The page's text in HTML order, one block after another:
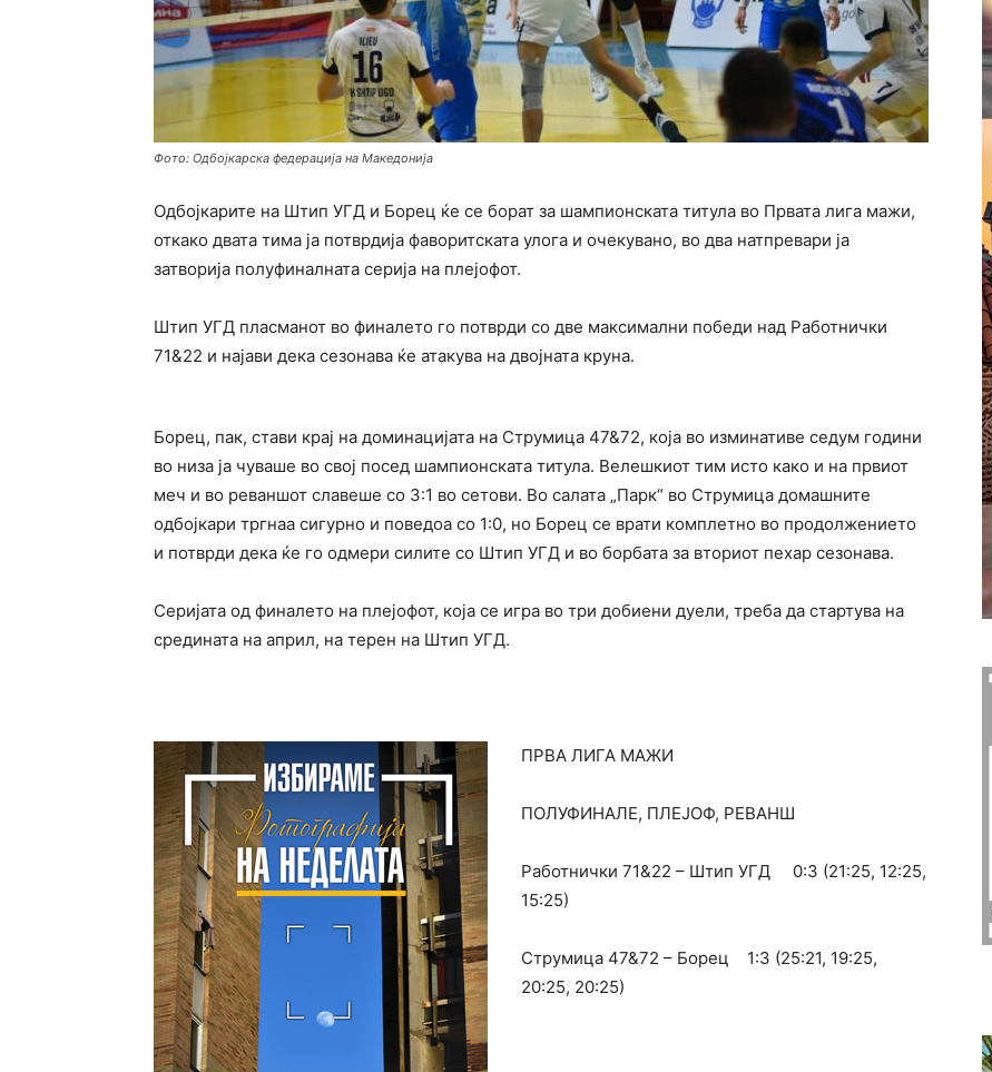
Фото: Одбојкарска федерација на Македонија
Одбојкарите на Штип УГД и Борец ќе се борат за шампионската титула во Првата лига мажи,
откако двата тима ја потврдија фаворитската улога и очекувано, во два натпревари ја
затворија полуфиналната серија на плејофот.
Штип УГД пласманот во финалето го потврди со две максимални победи над Работнички
71&22 и најави дека сезонава ќе атакува на двојната круна.
Борец, пак, стави крај на доминацијата на Струмица 47&72, која во изминативе седум години
во низа ја чуваше во свој посед шампионската титула. Велешкиот тим исто како и на првиот
меч и во реваншот славеше со 3:1 во сетови. Во салата „Парк“ во Струмица домашните
одбојкари тргнаа сигурно и поведоа со 1:0, но Борец се врати комплетно во продолжението
и потврди дека ќе го одмери силите со Штип УГД и во борбата за вториот пехар сезонава.
Серијата од финалето на плејофот, која се игра во три добиени дуели, треба да стартува на
средината на април, на терен на Штип УГД.
ПРВА ЛИГА МАЖИ
ПОЛУФИНАЛЕ, ПЛЕЈОФ, РЕВАНШ
Работнички 71&22 – Штип УГД 0:3 (21:25, 12:25,
15:25)
Струмица 47&72 – Борец 1:3 (25:21, 19:25,
20:25, 20:25)